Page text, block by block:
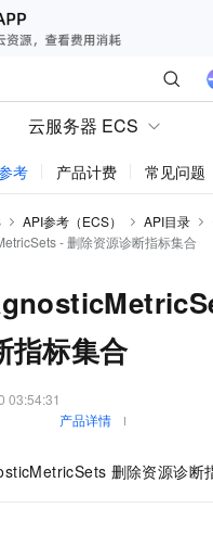
云服务器 ECS
考 产品计费 常见问题
API参考（ECS） API目录
- 删除资源诊断指标集合
指标集合
03:54:31
产品详情
删除资源诊断